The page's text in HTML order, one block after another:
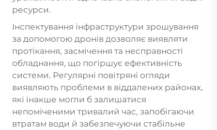
ресурси.
Інспектування інфраструктури зрошування
за допомогою дронів дозволяє виявляти
протікання, засмічення та несправності
обладнання, що погіршує ефективність
системи. Регулярні повітряні огляди
виявляють проблеми в віддалених районах,
які інакше могли б залишатися
непоміченими тривалий час, запобігаючи
втратам води й забезпечуючи стабільне